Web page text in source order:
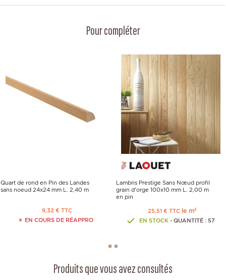
Pour compléter
Quart de rond en Pin des Landes
sans noeud 24x24 mm L. 2,40 m
9,32 € TTC
EN COURS DE RÉAPPRO
Lambris Prestige Sans Nœud profil
grain d'orge 100x10 mm L. 2,00 m
en pin
25,51 € TTC le m²
EN STOCK- QUANTITÉ : 57
Produits que vous avez consultés